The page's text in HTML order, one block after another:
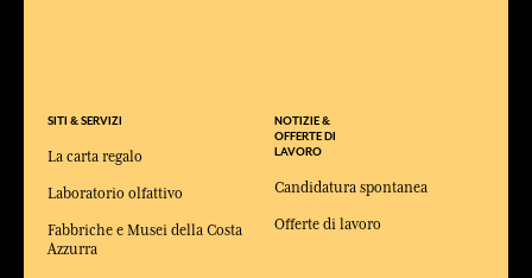
SITI & SERVIZI
La carta regalo
Laboratorio olfattivo
Fabbriche e Musei della Costa
Azzurra
NOTIZIE &
OFFERTE DI
LAVORO
Candidatura spontanea
Offerte di lavoro